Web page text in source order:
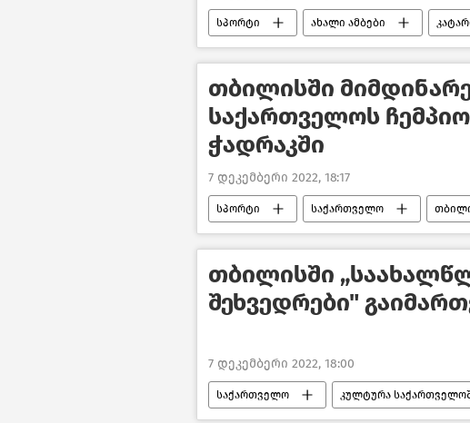
სპორტი ახალი ამბები
თბილისში
საქართველოს
ჭადრაკში
7 დეკემბერი 2022, 18:17
სპორტი საქართველო
თბილისში
შეხვედრები"
7 დეკემბერი 2022, 18:00
საქართველო კულტურა